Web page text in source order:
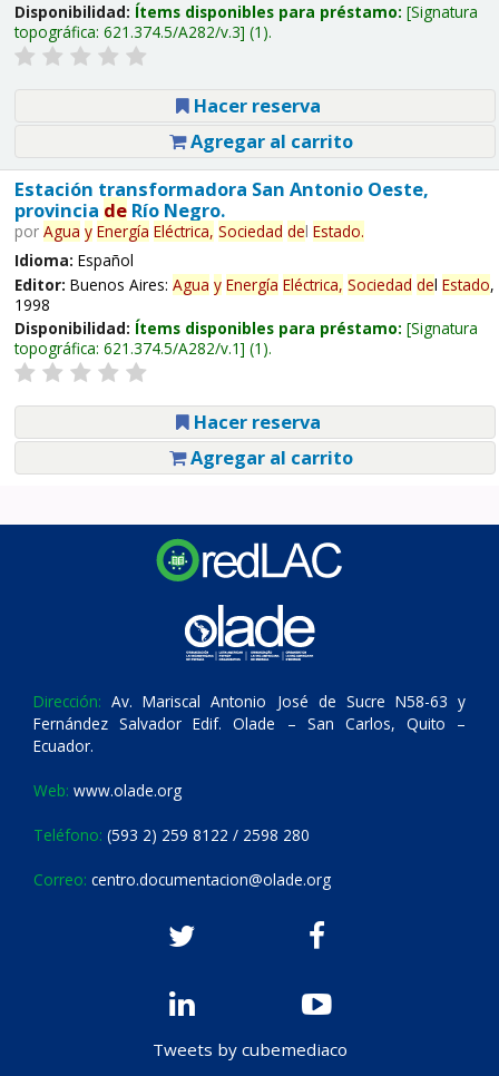
Disponibilidad: Ítems disponibles para préstamo: Signatura
topográfica: 621.374.5/A282/v.3 (1).
Hacer reserva
Agregar al carrito
Estación transformadora San Antonio Oeste,
provincia deRío Negro.
por Agua y Energía Eléctrica, Sociedad del Estado.
Idioma: Español
Editor: Buenos Aires: Agua y Energía Eléctrica, Sociedad del Estado,
1998
Disponibilidad: Ítems disponibles para préstamo: Signatura
topográfica: 621.374.5/A282/v.1 (1).
Hacer reserva
Agregar al carrito
Dirección: Av. Mariscal Antonio José de Sucre N58-63 y
Fernández Salvador Edif. Olade – San Carlos, Quito –
Ecuador.
Web: www.olade.org
Teléfono: (593 2) 259 8122 / 2598 280
Correo: centro.documentacion@olade.org
Tweets by cubemediaco